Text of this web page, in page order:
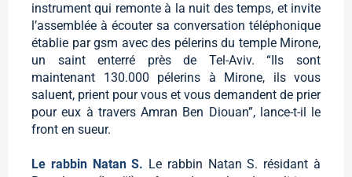
instrument qui remonte à la nuit des temps, et invite
l’assemblée à écouter sa conversation téléphonique
établie par gsm avec des pélerins du temple Mirone,
un saint enterré près de Tel-Aviv. “Ils sont
maintenant 130.000 pélerins à Mirone, ils vous
saluent, prient pour vous et vous demandent de prier
pour eux à travers Amran Ben Diouan”, lance-t-il le
front en sueur.
Le rabbin Natan S. Le rabbin Natan S. résidant à